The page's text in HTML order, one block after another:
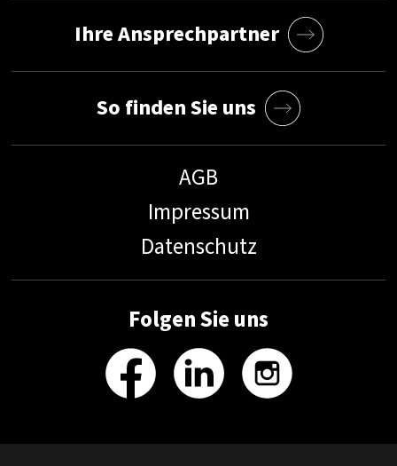
AGB
Impressum
Datenschutz
Folgen Sie uns
Ihre Ansprechpartner
So finden Sie uns